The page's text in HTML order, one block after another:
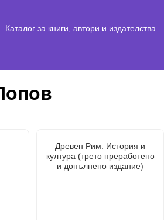
Каталог за книги, автори и издателства
Древен Рим. История и
култура (трето преработено
и допълнено издание)